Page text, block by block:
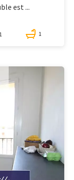
est ...
1 1